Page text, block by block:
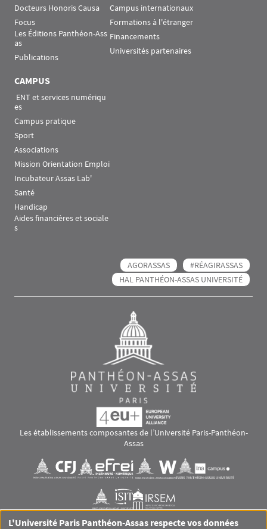
Docteurs Honoris Causa
Focus
Les Éditions Panthéon-Ass
as
Publications
Campus internationaux
Formations à l'étranger
Financements
Universités partenaires
CAMPUS
es
Campus pratique
Sport
Associations
Mission Orientation Emploi
Incubateur Assas Lab'
Santé
Handicap
Aides financières et sociale
s
AGORASSAS
#RÉAGIRASSAS
HAL PANTHÉON-ASSAS UNIVERSITÉ
Les établissements composantes de l’Université Paris-Panthéon-
Assas
Visuel svgVisuel svg Visuel svgVisuel svg
Visuel svgVisuel svg
L'Université Paris Panthéon-Assas respecte vos données